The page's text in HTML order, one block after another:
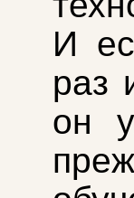
И
раз
он